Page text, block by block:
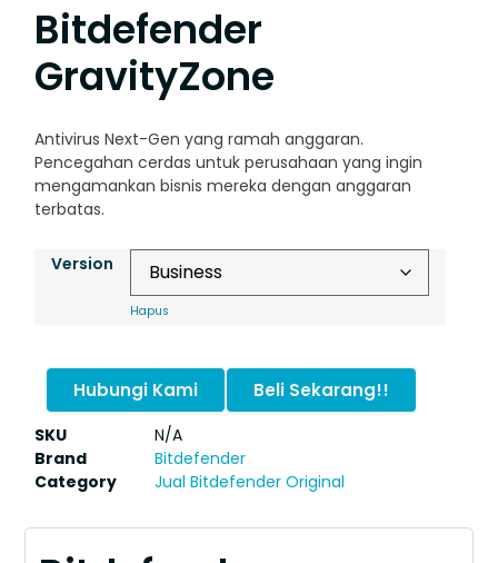
Bitdefender
GravityZone
Antivirus Next-Gen yang ramah anggaran.
Pencegahan cerdas untuk perusahaan yang ingin
mengamankan bisnis mereka dengan anggaran
terbatas.
Version
Hapus
Hubungi Kami Beli Sekarang!!
SKU
N/A
Brand
Bitdefender
Category
Jual Bitdefender Original